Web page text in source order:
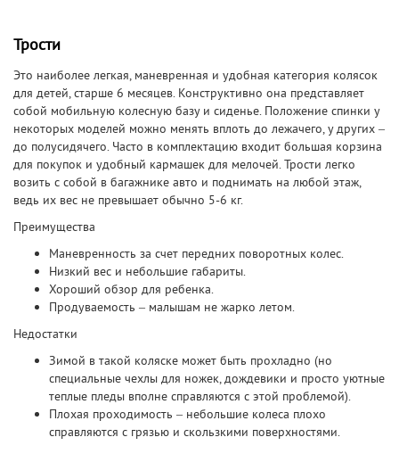
Трости
Это наиболее легкая, маневренная и удобная категория колясок
для детей, старше 6 месяцев. Конструктивно она представляет
собой мобильную колесную базу и сиденье. Положение спинки у
некоторых моделей можно менять вплоть до лежачего, у других –
до полусидячего. Часто в комплектацию входит большая корзина
для покупок и удобный кармашек для мелочей. Трости легко
возить с собой в багажнике авто и поднимать на любой этаж,
ведь их вес не превышает обычно 5-6 кг.
Преимущества
Маневренность за счет передних поворотных колес.
Низкий вес и небольшие габариты.
Хороший обзор для ребенка.
Продуваемость – малышам не жарко летом.
Недостатки
Зимой в такой коляске может быть прохладно (но
специальные чехлы для ножек, дождевики и просто уютные
теплые пледы вполне справляются с этой проблемой).
Плохая проходимость – небольшие колеса плохо
справляются с грязью и скользкими поверхностями.